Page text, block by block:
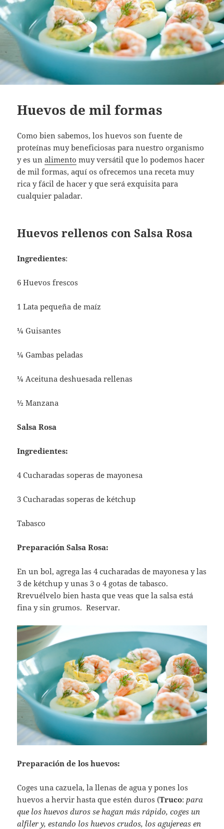
Huevos de mil formas
Como bien sabemos, los huevos son fuente de
proteínas muy beneficiosas para nuestro organismo
y es unalimento muy versátil que lo podemos hacer
de mil formas, aquí os ofrecemos una receta muy
rica y fácil de hacer y que será exquisita para
cualquier paladar.
Huevos rellenos con Salsa Rosa
Ingredientes:
6 Huevos frescos
1 Lata pequeña de maíz
¼ Guisantes
¼ Gambas peladas
¼ Aceituna deshuesada rellenas
½ Manzana
Salsa Rosa
Ingredientes:
4 Cucharadas soperas de mayonesa
3 Cucharadas soperas de kétchup
Tabasco
Preparación Salsa Rosa:
En un bol, agrega las 4 cucharadas de mayonesa y las
3 de kétchup y unas 3 o 4 gotas de tabasco.
Rrevuélvelo bien hasta que veas que la salsa está
fina y sin grumos. Reservar.
Preparación de los huevos:
Coges una cazuela, la llenas de agua y pones los
huevos a hervir hasta que estén duros (Truco: para
que los huevos duros se hagan más rápido, coges un
alfiler y, estando los huevos crudos, los agujereas en